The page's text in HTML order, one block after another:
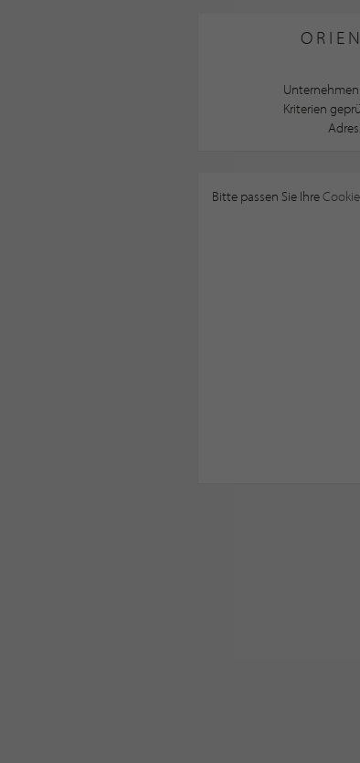
Unternehmen
Kriterien
Bitte passen Sie Ihre